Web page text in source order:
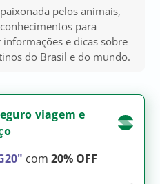
pelos animais,
para
e dicas sobre
do Brasil e do mundo.
viagem e
com20% OFF